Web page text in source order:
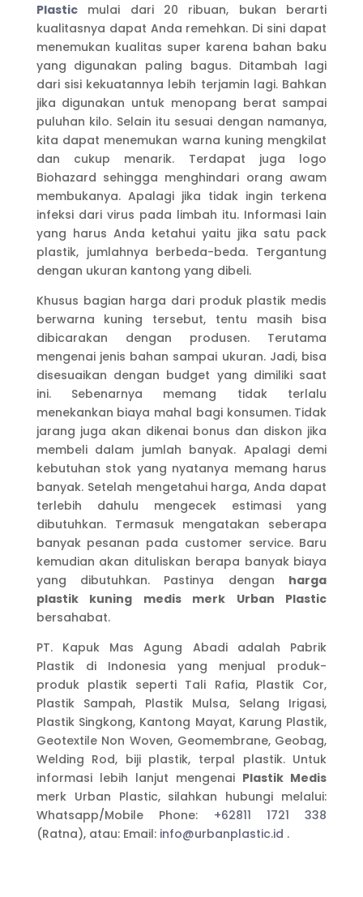
Plastic
mulai dari 20 ribuan, bukan berarti
kualitasnya dapat Anda remehkan. Di sini dapat
menemukan kualitas super karena bahan baku
yang digunakan paling bagus. Ditambah lagi
dari sisi kekuatannya lebih terjamin lagi. Bahkan
jika digunakan untuk menopang berat sampai
puluhan kilo. Selain itu sesuai dengan namanya,
kita dapat menemukan warna kuning mengkilat
dan cukup menarik. Terdapat juga logo
Biohazard sehingga menghindari orang awam
membukanya. Apalagi jika tidak ingin terkena
infeksi dari virus pada limbah itu. Informasi lain
yang harus Anda ketahui yaitu jika satu pack
plastik, jumlahnya berbeda-beda. Tergantung
dengan ukuran kantong yang dibeli.
Khusus bagian harga dari produk plastik medis
berwarna kuning tersebut, tentu masih bisa
dibicarakan dengan produsen. Terutama
mengenai jenis bahan sampai ukuran. Jadi, bisa
disesuaikan dengan budget yang dimiliki saat
ini. Sebenarnya memang tidak terlalu
menekankan biaya mahal bagi konsumen. Tidak
jarang juga akan dikenai bonus dan diskon jika
membeli dalam jumlah banyak. Apalagi demi
kebutuhan stok yang nyatanya memang harus
banyak. Setelah mengetahui harga, Anda dapat
terlebih dahulu mengecek estimasi yang
dibutuhkan. Termasuk mengatakan seberapa
banyak pesanan pada customer service. Baru
kemudian akan dituliskan berapa banyak biaya
yang dibutuhkan. Pastinya dengan harga
plastik kuning medis merk Urban Plastic
bersahabat.
PT. Kapuk Mas Agung Abadi adalah Pabrik
Plastik di Indonesia yang menjual produk-
produk plastik seperti Tali Rafia, Plastik Cor,
Plastik Sampah, Plastik Mulsa, Selang Irigasi,
Plastik Singkong, Kantong Mayat, Karung Plastik,
Geotextile Non Woven, Geomembrane, Geobag,
Welding Rod, biji plastik, terpal plastik. Untuk
informasi lebih lanjut mengenai Plastik Medis
merk Urban Plastic, silahkan hubungi melalui:
Whatsapp/Mobile Phone: +62811 1721 338
(Ratna), atau: Email: info@urbanplastic.id .